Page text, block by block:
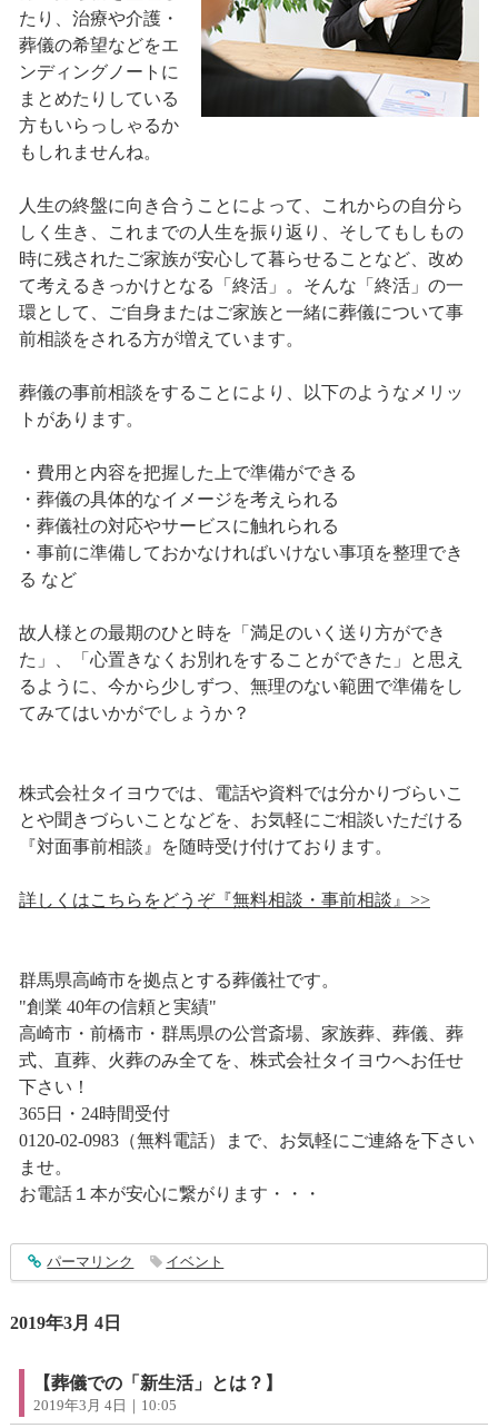
たり、治療や介護・
葬儀の希望などをエ
ンディングノートに
まとめたりしている
方もいらっしゃるか
もしれませんね。
人生の終盤に向き合うことによって、これからの自分ら
しく生き、これまでの人生を振り返り、そしてもしもの
時に残されたご家族が安心して暮らせることなど、改め
て考えるきっかけとなる「終活」。そんな「終活」の一
環として、ご自身またはご家族と一緒に葬儀について事
前相談をされる方が増えています。
葬儀の事前相談をすることにより、以下のようなメリッ
トがあります。
・費用と内容を把握した上で準備ができる
・葬儀の具体的なイメージを考えられる
・葬儀社の対応やサービスに触れられる
・事前に準備しておかなければいけない事項を整理でき
る など
故人様との最期のひと時を「満足のいく送り方ができ
た」、「心置きなくお別れをすることができた」と思え
るように、今から少しずつ、無理のない範囲で準備をし
てみてはいかがでしょうか？
株式会社タイヨウでは、電話や資料では分かりづらいこ
とや聞きづらいことなどを、お気軽にご相談いただける
『対面事前相談』を随時受け付けております。
詳しくはこちらをどうぞ『無料相談・事前相談』>>
群馬県高崎市を拠点とする葬儀社です。
"創業 40年の信頼と実績"
高崎市・前橋市・群馬県の公営斎場、家族葬、葬儀、葬
式、直葬、火葬のみ全てを、株式会社タイヨウへお任せ
下さい！
365日・24時間受付
0120-02-0983（無料電話）まで、お気軽にご連絡を下さい
ませ。
お電話１本が安心に繋がります・・・
entry1814
パーマリンク イベント
2019年3月 4日
【葬儀での「新生活」とは？】
2019年3月 4日｜10:05